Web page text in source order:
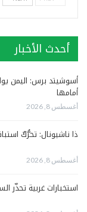
أحدث الأخبار
أسوشيتد برس: اليمن
أمامها
أغسطس 8, 2026
ذا ناشيونال: تحرُّكٌ
أغسطس 8, 2026
استخبارات غربية تحذّر